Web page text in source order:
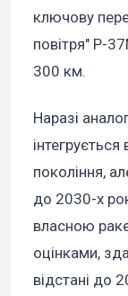
ключову
повітря" Р-
300 км.
Наразі
покоління,
до 2030-х
власною
оцінками,
відстані до